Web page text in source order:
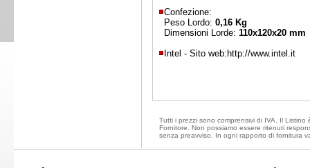
Confezione:
Peso Lordo: 0,16 Kg
Dimensioni Lorde: 110x120x20 mm
Intel - Sito web: http://www.intel.it
Tutti i prezzi sono comprensivi di IVA. Il
Fornitore. Non possiamo essere ritenuti
senza preavviso. In ogni rapporto di fornitura